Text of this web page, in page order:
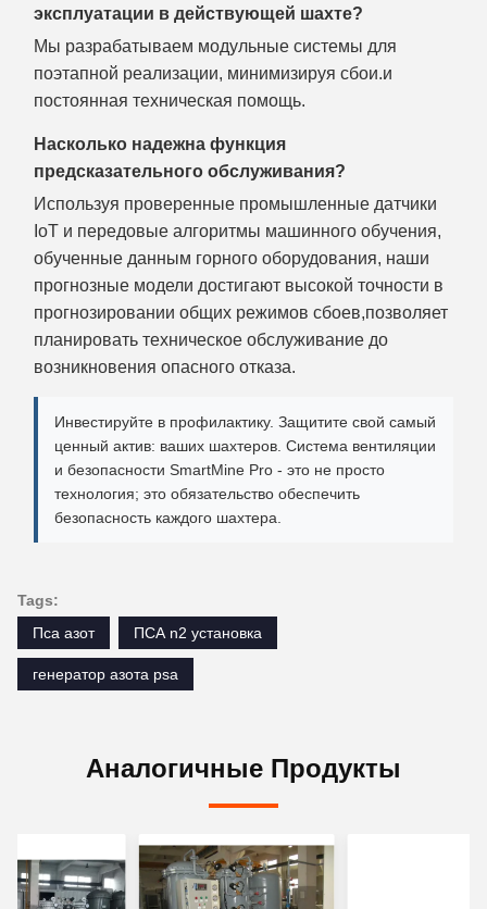
эксплуатации в действующей шахте?
Мы разрабатываем модульные системы для
поэтапной реализации, минимизируя сбои.и
постоянная техническая помощь.
Насколько надежна функция
предсказательного обслуживания?
Используя проверенные промышленные датчики
IoT и передовые алгоритмы машинного обучения,
обученные данным горного оборудования, наши
прогнозные модели достигают высокой точности в
прогнозировании общих режимов сбоев,позволяет
планировать техническое обслуживание до
возникновения опасного отказа.
Инвестируйте в профилактику. Защитите свой самый
ценный актив: ваших шахтеров. Система вентиляции
и безопасности SmartMine Pro - это не просто
технология; это обязательство обеспечить
безопасность каждого шахтера.
Tags:
Пса азот
ПСА n2 установка
генератор азота psa
Аналогичные Продукты